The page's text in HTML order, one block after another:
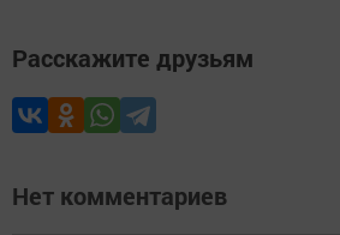
Расскажите друзьям
Нет комментариев